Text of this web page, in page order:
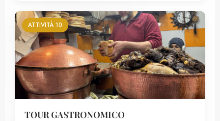
ATTIVITÀ 10
TOUR GASTRONOMICO